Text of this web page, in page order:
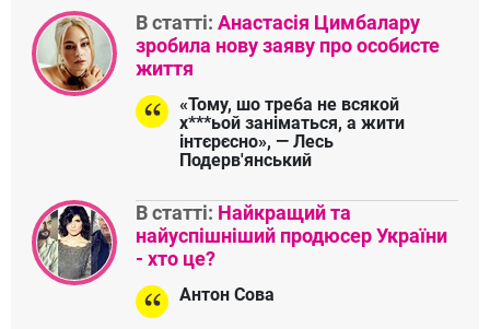
В статті: Анастасія Цимбалару
зробила нову заяву про особисте
життя
«Тому, шо треба не всякой
х***ьой заніматься, а жити
інтєрєсно», — Лесь
Подерв'янський
В статті: Найкращий та
найуспішніший продюсер України
- хто це?
Антон Сова